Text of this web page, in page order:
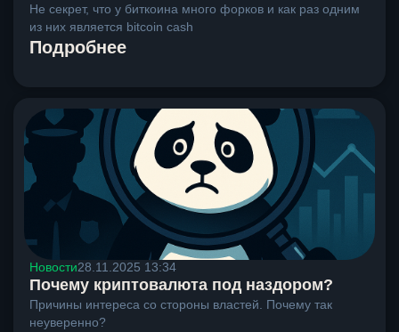
Не секрет, что у биткоина много форков и как раз одним
из них является bitcoin cash
Подробнее
Новости28.11.2025 13:34
Почему криптовалюта под наздором?
Причины интереса со стороны властей. Почему так
неуверенно?